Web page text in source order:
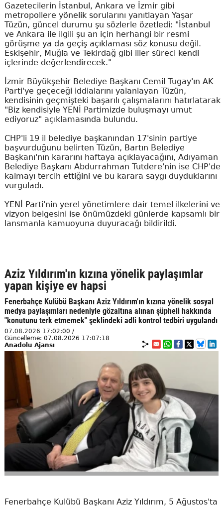
Gazetecilerin İstanbul, Ankara ve İzmir gibi
metropollere yönelik sorularını yanıtlayan Yaşar
Tüzün, güncel durumu şu sözlerle özetledi: "İstanbul
ve Ankara ile ilgili şu an için herhangi bir resmi
görüşme ya da geçiş açıklaması söz konusu değil.
Eskişehir, Muğla ve Tekirdağ gibi iller süreci kendi
içlerinde değerlendirecek."
İzmir Büyükşehir Belediye Başkanı Cemil Tugay'ın AK
Parti'ye geçeceği iddialarını yalanlayan Tüzün,
kendisinin geçmişteki başarılı çalışmalarını hatırlatarak
"Biz kendisiyle YENİ Partimizde buluşmayı umut
ediyoruz" açıklamasında bulundu.
CHP'li 19 il belediye başkanından 17'sinin partiye
başvurduğunu belirten Tüzün, Bartın Belediye
Başkanı'nın kararını haftaya açıklayacağını, Adıyaman
Belediye Başkanı Abdurrahman Tutdere'nin ise CHP'de
kalmayı tercih ettiğini ve bu karara saygı duyduklarını
vurguladı.
YENİ Parti'nin yerel yönetimlere dair temel ilkelerini ve
vizyon belgesini ise önümüzdeki günlerde kapsamlı bir
lansmanla kamuoyuna duyuracağı bildirildi.
Aziz Yıldırım'ın kızına yönelik paylaşımlar
yapan kişiye ev hapsi
Fenerbahçe Kulübü Başkanı Aziz Yıldırım'ın kızına yönelik sosyal
medya paylaşımları nedeniyle gözaltına alınan şüpheli hakkında
"konutunu terk etmemek" şeklindeki adli kontrol tedbiri uygulandı
07.08.2026 17:02:00 /
Güncelleme: 07.08.2026 17:07:18
Anadolu Ajansı
Fenerbahçe Kulübü Başkanı Aziz Yıldırım, 5 Ağustos'ta